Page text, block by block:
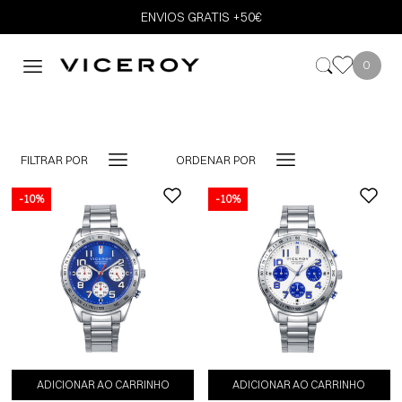
ENVIOS GRATIS +50€
0
FILTRAR POR ORDENAR POR
-10%
ADICIONAR AO CARRINHO ADICIONAR AO CARRINHO
-10%
ADICIONAR AO CARRINHO